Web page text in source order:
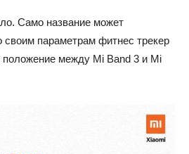
Само название может
своим параметрам фитнес трекер
положение между Mi Band 3 и Mi